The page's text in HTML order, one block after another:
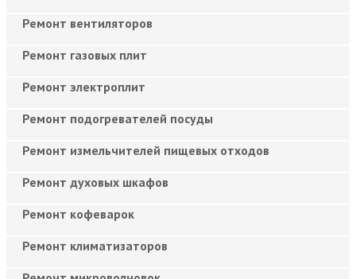
Ремонт вентиляторов
Ремонт газовых плит
Ремонт электроплит
Ремонт подогревателей посуды
Ремонт измельчителей пищевых отходов
Ремонт духовых шкафов
Ремонт кофеварок
Ремонт климатизаторов